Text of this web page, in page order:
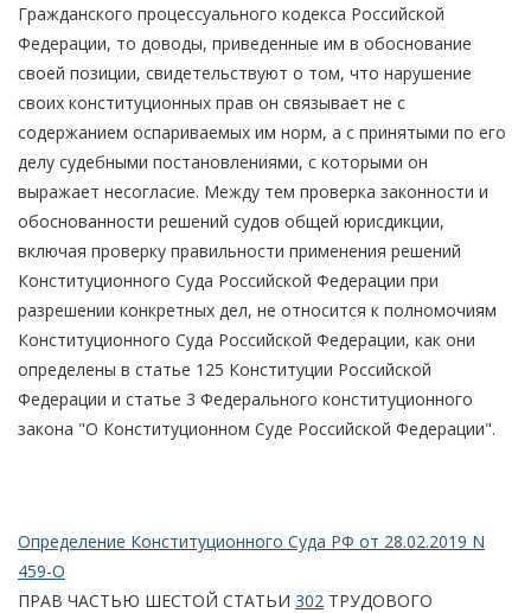
Гражданского процессуального кодекса Российской
Федерации, то доводы, приведенные им в обоснование
своей позиции, свидетельствуют о том, что нарушение
своих конституционных прав он связывает не с
содержанием оспариваемых им норм, а с принятыми по его
делу судебными постановлениями, с которыми он
выражает несогласие. Между тем проверка законности и
обоснованности решений судов общей юрисдикции,
включая проверку правильности применения решений
Конституционного Суда Российской Федерации при
разрешении конкретных дел, не относится к полномочиям
Конституционного Суда Российской Федерации, как они
определены в статье 125 Конституции Российской
Федерации и статье 3 Федерального конституционного
закона "О Конституционном Суде Российской Федерации".
Определение Конституционного Суда РФ от 28.02.2019 N
459-О
ПРАВ ЧАСТЬЮ ШЕСТОЙ СТАТЬИ 302 ТРУДОВОГО